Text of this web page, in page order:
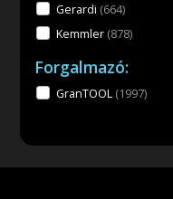
Gerardi (664)
Kemmler (878)
Forgalmazó:
GranTOOL (1997)